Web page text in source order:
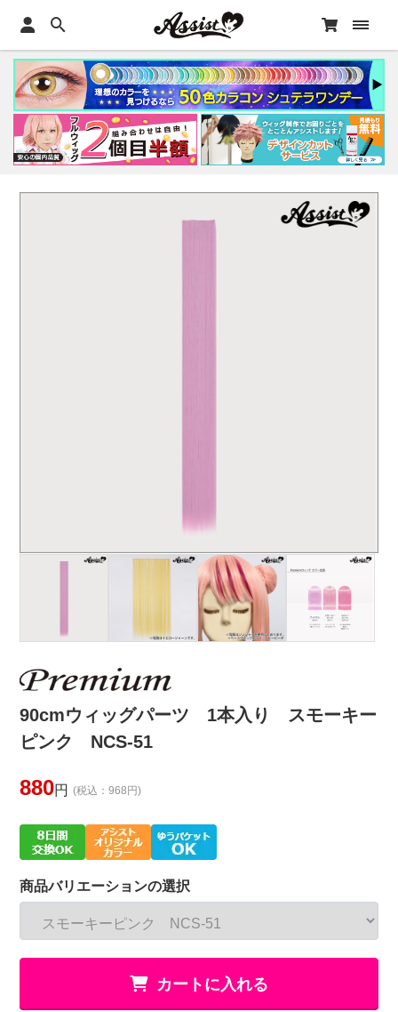
90cmウィッグパーツ 1本入り スモーキー
ピンク NCS-51
880円 (税込：968円)
商品バリエーションの選択
カートに入れる